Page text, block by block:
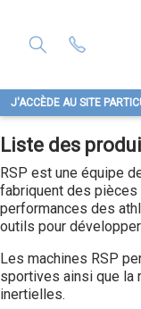
J'ACCÈDE AU SITE
Liste des
RSP est une équipe
fabriquent des pièces
performances des
outils pour
Les machines RSP
sportives ainsi que la
inertielles.